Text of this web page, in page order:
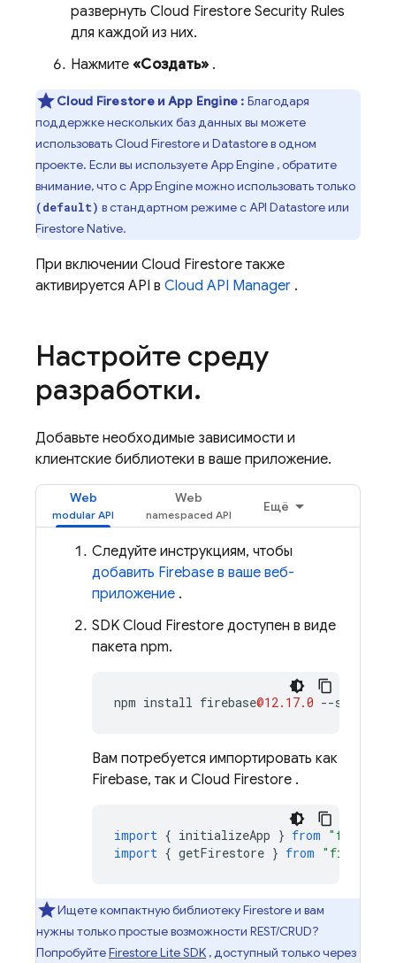
развернуть Cloud Firestore Security Rules
для каждой из них.
Нажмите «Создать» .
Cloud Firestoreи App Engine : Благодаря
поддержке нескольких баз данных вы можете
использовать Cloud Firestoreи Datastoreв одном
проекте. Если вы используетеApp Engine , обратите
внимание, что сApp Engineможно использовать только
(default) в стандартном режиме с API Datastore или
Firestore Native.
При включении Cloud Firestore также
активируется API в Cloud API Manager .
Настройте среду
разработки.
Добавьте необходимые зависимости и
клиентские библиотеки в ваше приложение.
Web Web
Ещё
Следуйте инструкциям, чтобы
добавить Firebase в ваше веб-
приложение .
SDK Cloud Firestore доступен в виде
пакета npm.
npm install firebase@12.17.0 --save
Вам потребуется импортировать как
Firebase, так и Cloud Firestore .
import { initializeApp } from
import { getFirestore } from
Ищете компактную библиотеку Firestore и вам
нужны только простые возможности REST/CRUD?
ПопробуйтеFirestore Lite SDK , доступный только через